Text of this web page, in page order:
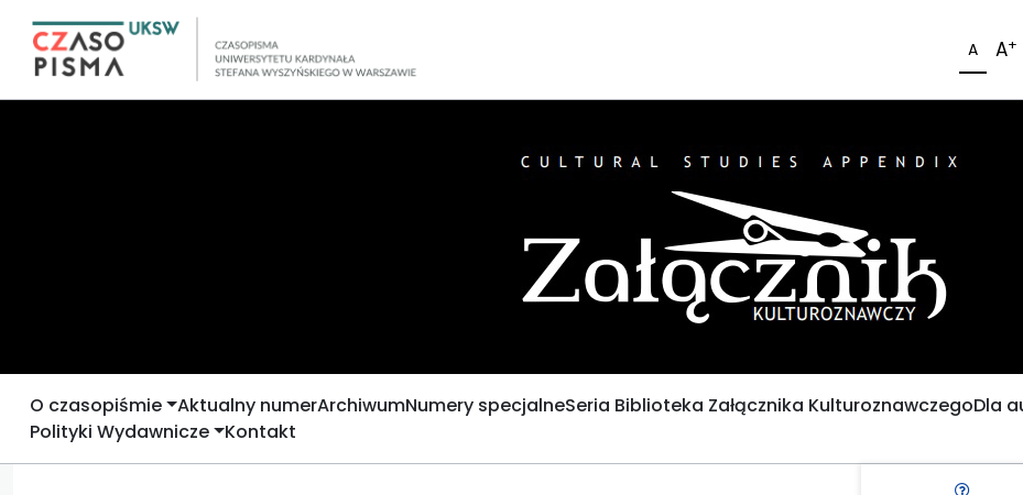
A A+
O czasopiśmie Aktualny numerArchiwumNumery specjalneSeria Biblioteka Załącznika KulturoznawczegoDla
Polityki Wydawnicze Kontakt